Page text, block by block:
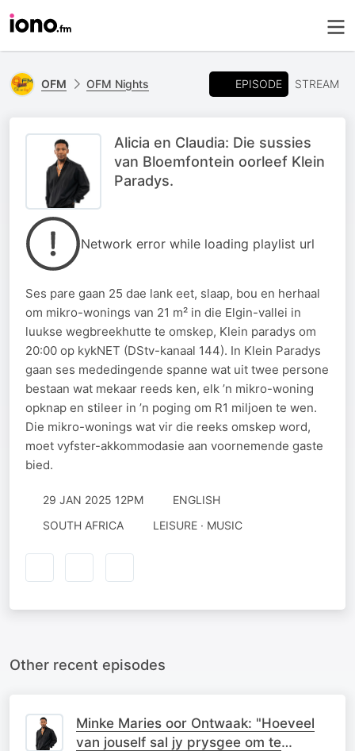
OFM OFM Nights EPISODE STREAM
Alicia en Claudia: Die sussies
van Bloemfontein oorleef Klein
Paradys.
Network error while loading playlist url
Ses pare gaan 25 dae lank eet, slaap, bou en herhaal
om mikro-wonings van 21 m² in die Elgin-vallei in
luukse wegbreekhutte te omskep, Klein paradys om
20:00 op kykNET (DStv-kanaal 144). In Klein Paradys
gaan ses mededingende spanne wat uit twee persone
bestaan wat mekaar reeds ken, elk ’n mikro-woning
opknap en stileer in ’n poging om R1 miljoen te wen.
Die mikro-wonings wat vir die reeks omskep word,
moet vyfster-akkommodasie aan voornemende gaste
bied.
29 JAN 2025 12PM
ENGLISH
SOUTH AFRICA
LEISURE · MUSIC
Other recent episodes
Minke Maries oor Ontwaak: "Hoeveel
van jouself sal jy prysgee om te